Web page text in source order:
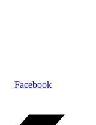
Facebook